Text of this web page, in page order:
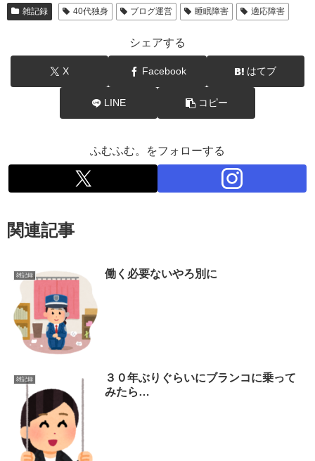
雑記録 40代独身 ブログ運営 睡眠障害 適応障害
シェアする
X Facebook はてブ
LINE コピー
ふむふむ。をフォローする
関連記事
雑記録 働く必要ないやろ別に
雑記録
３０年ぶりぐらいにブランコに乗って
みたら…